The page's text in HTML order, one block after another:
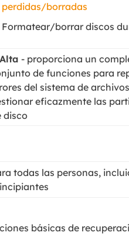
perdidas/borradas
Formatear/borrar discos
- proporciona un
de funciones para
del sistema de
eficazmente las
disco
todas las personas,
básicas de